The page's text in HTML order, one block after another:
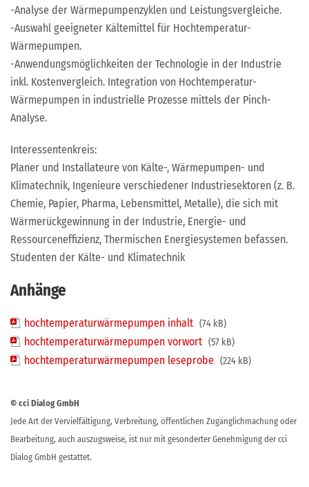
-Analyse der Wärmepumpenzyklen und Leistungsvergleiche.
-Auswahl geeigneter Kältemittel für Hochtemperatur-
Wärmepumpen.
-Anwendungsmöglichkeiten der Technologie in der Industrie
inkl. Kostenvergleich. Integration von Hochtemperatur-
Wärmepumpen in industrielle Prozesse mittels der Pinch-
Analyse.
Interessentenkreis:
Planer und Installateure von Kälte-, Wärmepumpen- und
Klimatechnik, Ingenieure verschiedener Industriesektoren (z. B.
Chemie, Papier, Pharma, Lebensmittel, Metalle), die sich mit
Wärmerückgewinnung in der Industrie, Energie- und
Ressourceneffizienz, Thermischen Energiesystemen befassen.
Studenten der Kälte- und Klimatechnik
Anhänge
hochtemperaturwärmepumpen inhalt (74 kB)
hochtemperaturwärmepumpen vorwort (57 kB)
hochtemperaturwärmepumpen leseprobe (224 kB)
© cci Dialog GmbH
Jede Art der Vervielfältigung, Verbreitung, öffentlichen Zugänglichmachung oder
Bearbeitung, auch auszugsweise, ist nur mit gesonderter Genehmigung der cci
Dialog GmbH gestattet.